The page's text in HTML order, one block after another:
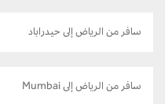
سافر من الرياض إلى حيدراباد
سافر من الرياض إلى Mumbai